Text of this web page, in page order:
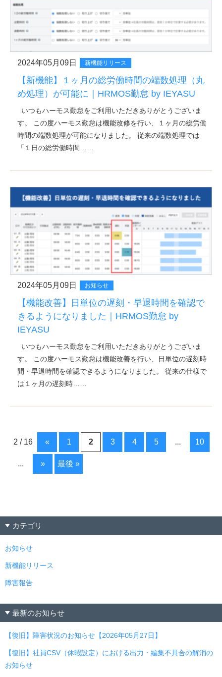
2024年05月09日 新機能リリース
【新機能】１ヶ月の総労働時間の端数処理（丸
め処理）が可能に｜HRMOS勤怠 by IEYASU
いつもハーモス勤怠をご利用いただきありがとうございま
す。 この度ハーモス勤怠は機能改修を行い、１ヶ月の総労働
時間の端数処理が可能になりました。 従来の端数処理では
「１日の総労働時間……
2024年05月09日 お知らせ
【機能改善】日単位の遅刻・早退時間を確認で
きるようになりました｜HRMOS勤怠 by
IEYASU
いつもハーモス勤怠をご利用いただきありがとうございま
す。 この度ハーモス勤怠は機能改善を行い、日単位の遅刻時
間・早退時間を確認できるようになりました。 従来の仕様で
は１ヶ月の遅刻時……
2 / 16 « 1 2 3 4 5 ... 10
... » 最後 »
カテゴリ
お知らせ
新機能リリース
障害報告
最新のお知らせ
【復旧】障害状況のお知らせ【2026年05月27日】
【復旧】社員CSV（休暇設定）における出力・編集不具合の解消の
お知らせ